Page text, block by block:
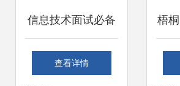
信息技术面试必备
看准网携手
查看详情
梧
行